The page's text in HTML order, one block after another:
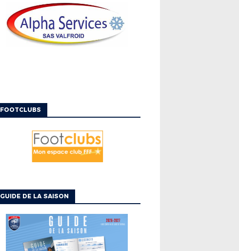
FOOTCLUBS
GUIDE DE LA SAISON